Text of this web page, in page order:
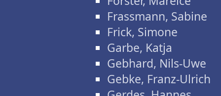
Frassmann, Sabine
Frick, Simone
Garbe, Katja
Gebhard, Nils-Uwe
Gebke, Franz-Ulrich